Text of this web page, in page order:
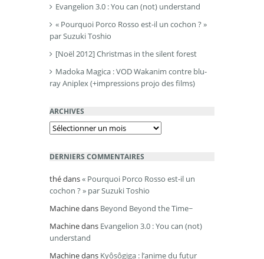
Evangelion 3.0 : You can (not) understand
« Pourquoi Porco Rosso est-il un cochon ? »
par Suzuki Toshio
[Noël 2012] Christmas in the silent forest
Madoka Magica : VOD Wakanim contre blu-
ray Aniplex (+impressions projo des films)
ARCHIVES
Archives
DERNIERS COMMENTAIRES
thédans« Pourquoi Porco Rosso est-il un
cochon ? » par Suzuki Toshio
Machinedans Beyond Beyond the Time~
Machinedans Evangelion 3.0 : You can (not)
understand
Machinedans Kyôsôgiga : l’anime du futur